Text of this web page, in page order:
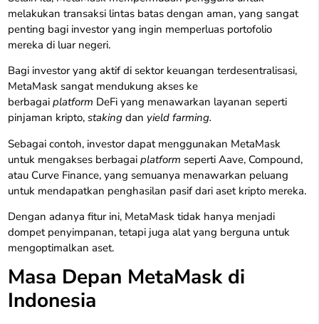
melakukan transaksi lintas batas dengan aman, yang sangat
penting bagi investor yang ingin memperluas portofolio
mereka di luar negeri.
Bagi investor yang aktif di sektor keuangan terdesentralisasi,
MetaMask sangat mendukung akses ke
berbagaiplatform DeFi yang menawarkan layanan seperti
pinjaman kripto,staking dan yield farming.
Sebagai contoh, investor dapat menggunakan MetaMask
untuk mengakses berbagaiplatform seperti Aave, Compound,
atau Curve Finance, yang semuanya menawarkan peluang
untuk mendapatkan penghasilan pasif dari aset kripto mereka.
Dengan adanya fitur ini, MetaMask tidak hanya menjadi
dompet penyimpanan, tetapi juga alat yang berguna untuk
mengoptimalkan aset.
Masa Depan MetaMask di
Indonesia